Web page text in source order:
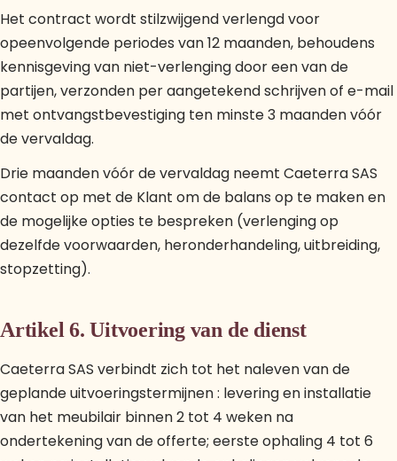
Het contract wordt stilzwijgend verlengd voor
opeenvolgende periodes van 12 maanden, behoudens
kennisgeving van niet-verlenging door een van de
partijen, verzonden per aangetekend schrijven of e-mail
met ontvangstbevestiging ten minste 3 maanden vóór
de vervaldag.
Drie maanden vóór de vervaldag neemt Caeterra SAS
contact op met de Klant om de balans op te maken en
de mogelijke opties te bespreken (verlenging op
dezelfde voorwaarden, heronderhandeling, uitbreiding,
stopzetting).
Artikel 6. Uitvoering van de dienst
Caeterra SAS verbindt zich tot het naleven van de
geplande uitvoeringstermijnen : levering en installatie
van het meubilair binnen 2 tot 4 weken na
ondertekening van de offerte; eerste ophaling 4 tot 6